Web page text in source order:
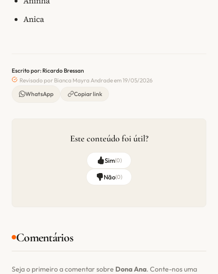
Anica
Escrito por: Ricardo Bressan
Revisado por Bianca Mayra Andrade em 19/05/2026
WhatsApp
Copiar link
Este conteúdo foi útil?
Sim(0)
Não(0)
Comentários
Seja o primeiro a comentar sobre Dona Ana. Conte-nos uma